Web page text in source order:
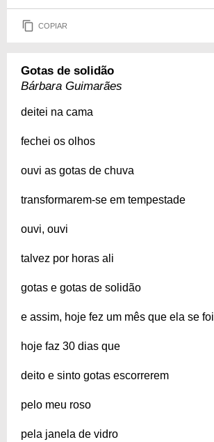
COPIAR
Gotas de solidão
Bárbara Guimarães
deitei na cama
fechei os olhos
ouvi as gotas de chuva
transformarem-se em tempestade
ouvi, ouvi
talvez por horas ali
gotas e gotas de solidão
e assim, hoje fez um mês que ela se foi
hoje faz 30 dias que
deito e sinto gotas escorrerem
pelo meu roso
pela janela de vidro